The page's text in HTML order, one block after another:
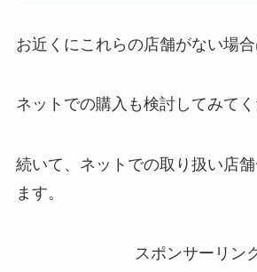
お近くにこれらの店舗がない場合
ネットでの購入も検討してみてく
続いて、ネットでの取り扱い店
ます。
スポンサーリン